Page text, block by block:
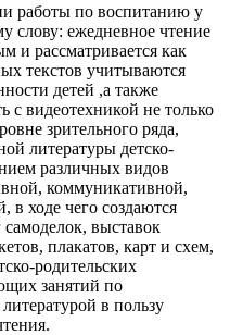
работы по воспитанию у
слову: ежедневное чтение
и рассматривается как
текстов учитываются
детей ,а также
с видеотехникой не только
зрительного ряда,
литературы детско-
различных видов
коммуникативной,
в ходе чего создаются
выставок
плакатов, карт и схем,
родительских
занятий по
в пользу